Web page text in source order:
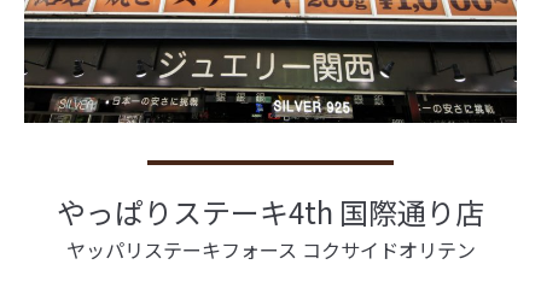
やっぱりステーキ4th 国際通り店
ヤッパリステーキフォース コクサイドオリテン